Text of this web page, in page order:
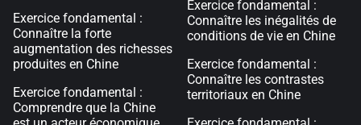
Exercice fondamental :
Connaître la forte
augmentation des richesses
produites en Chine
Exercice fondamental :
Comprendre que la Chine
Exercice fondamental :
Connaître les inégalités de
conditions de vie en Chine
Exercice fondamental :
Connaître les contrastes
territoriaux en Chine